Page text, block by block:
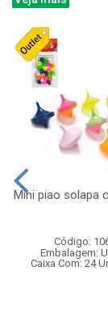
Mini piao solapa
Código:
Embalagem:
Caixa Com: 24